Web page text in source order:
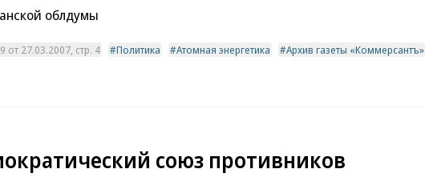
облдумы
от 27.03.2007, стр. 4 Политика Атомная энергетика Архив газеты «Коммерсантъ»
союз противников